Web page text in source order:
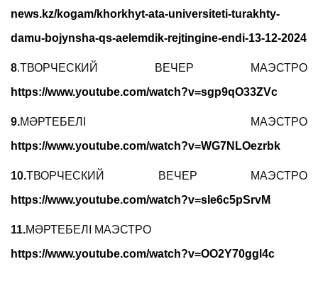
news.kz/kogam/khorkhyt-ata-universiteti-turakhty-
damu-bojynsha-qs-aelemdik-rejtingine-endi-13-12-2024
8.ТВОРЧЕСКИЙ ВЕЧЕР МАЭСТРО
https://www.youtube.com/watch?v=sgp9qO33ZVc
9.МӘРТЕБЕЛІ МАЭСТРО
https://www.youtube.com/watch?v=WG7NLOezrbk
10.ТВОРЧЕСКИЙ ВЕЧЕР
МАЭСТРО
https://www.youtube.com/watch?v=sIe6c5pSrvM
11.МӘРТЕБЕЛІ МАЭСТРО
https://www.youtube.com/watch?v=OO2Y70ggl4c